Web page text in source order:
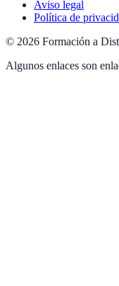
Aviso legal
Política de
© 2026 Formación a
Algunos enlaces son